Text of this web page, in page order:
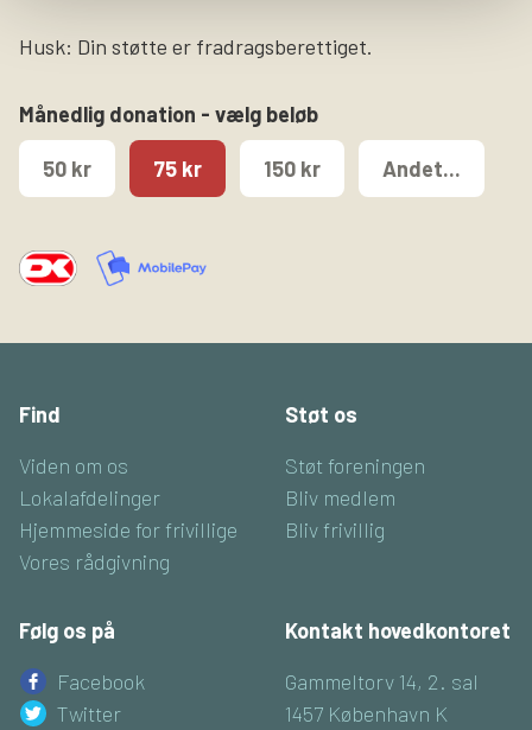
Husk: Din støtte er fradragsberettiget.
Månedlig donation - vælg beløb
50 kr 75 kr 150 kr Andet...
Find
Viden om os
Lokalafdelinger
Hjemmeside for frivillige
Vores rådgivning
Støt os
Støt foreningen
Bliv medlem
Bliv frivillig
Følg os på
Facebook
Twitter
Kontakt hovedkontoret
Gammeltorv 14, 2. sal
1457 København K